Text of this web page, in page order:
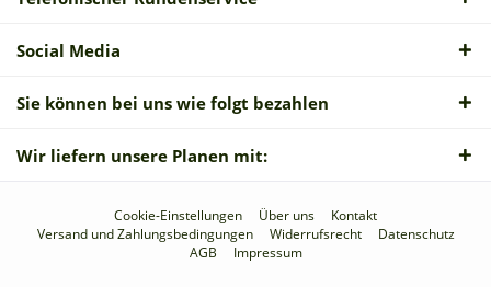
Social Media
Sie können bei uns wie folgt bezahlen
Wir liefern unsere Planen mit:
Cookie-Einstellungen Über uns
Kontakt
Versand und Zahlungsbedingungen
Widerrufsrecht
Datenschutz
AGB
Impressum